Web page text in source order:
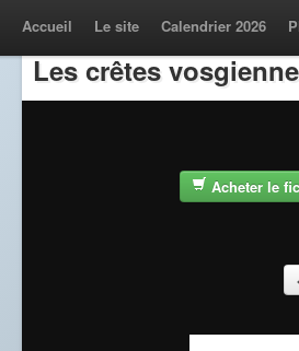
Accueil Le site Calendrier 2026
Les crêtes
Acheter le